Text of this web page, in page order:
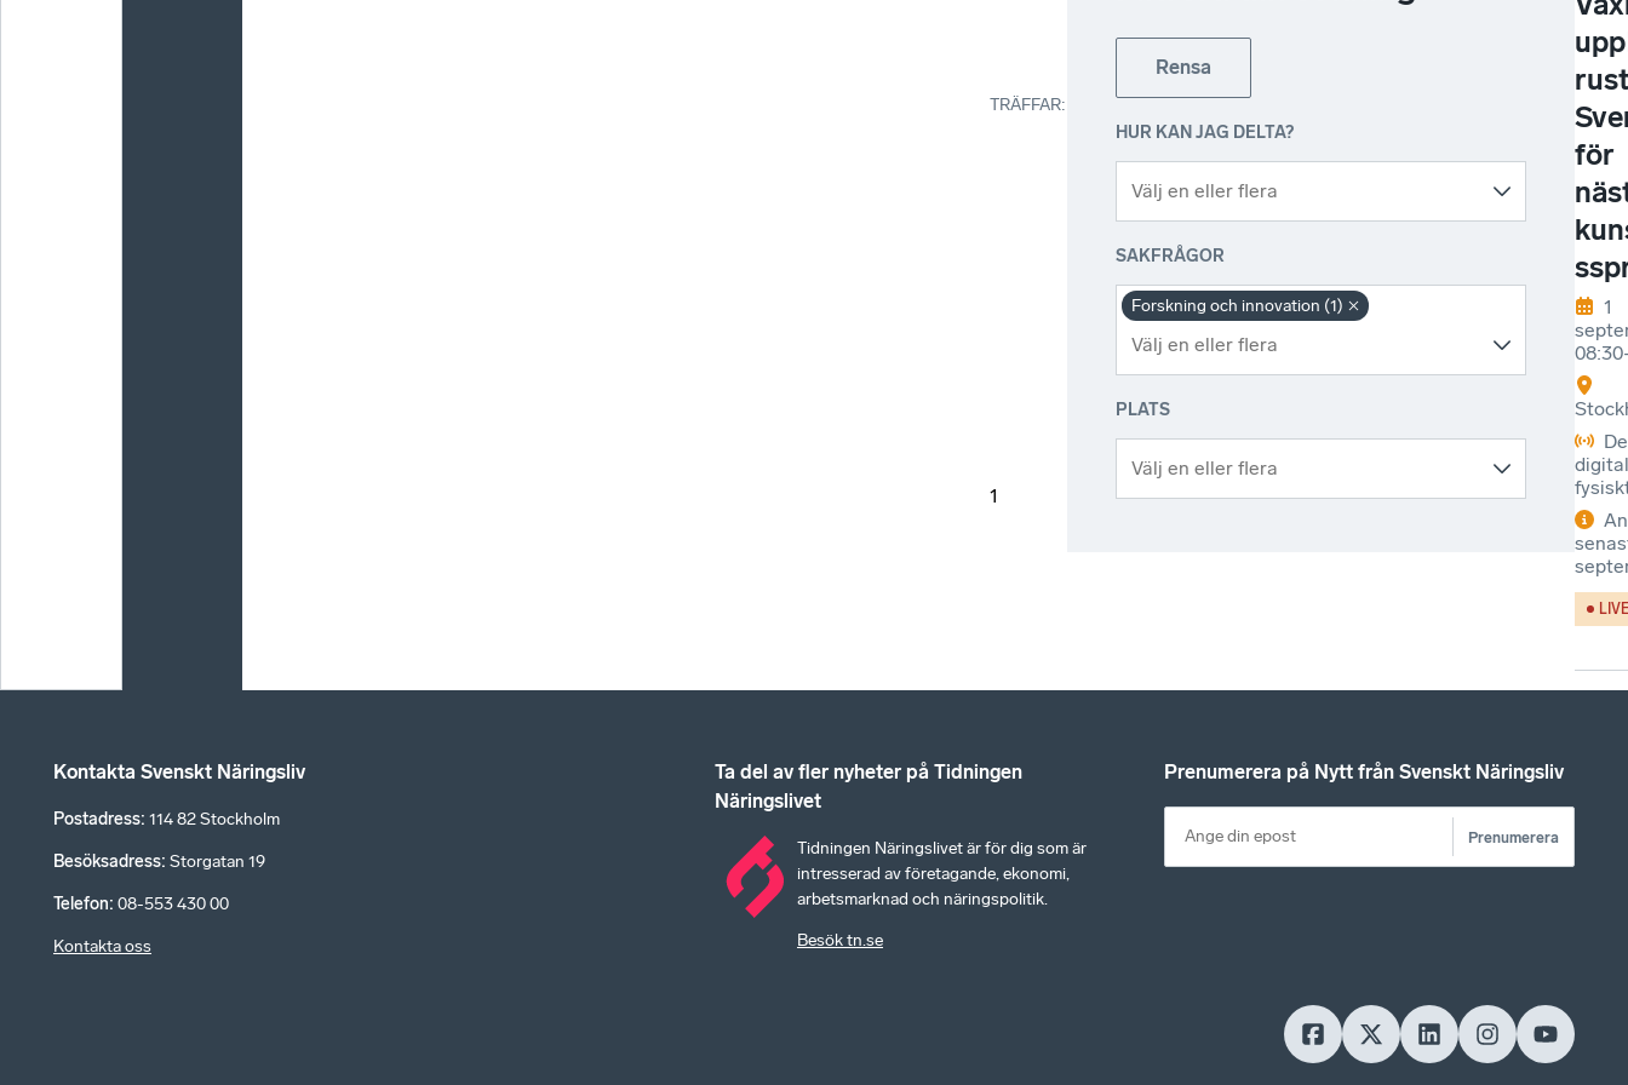
Rensa
HUR KAN JAG DELTA?
SAKFRÅGOR
Forskning och innovation (1)
PLATS
TRÄFFAR:
1
för
1
Kontakta Svenskt Näringsliv
Postadress: 114 82 Stockholm
Besöksadress: Storgatan 19
Telefon: 08-553 430 00
Kontakta oss
Ta del av fler nyheter på Tidningen
Näringslivet
Tidningen Näringslivet är för dig som är
intresserad av företagande, ekonomi,
arbetsmarknad och näringspolitik.
Besök tn.se
Prenumerera på Nytt från Svenskt Näringsliv
Prenumerera